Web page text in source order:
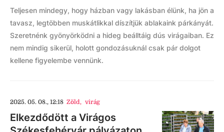
Teljesen mindegy, hogy házban vagy lakásban élünk, ha jön a
tavasz, legtöbben muskátlikkal díszítjük ablakaink párkányát.
Szeretnénk gyönyörködni a hideg beálltáig dús virágaiban. Ez
nem mindig sikerül, holott gondozásuknál csak pár dolgot
kellene figyelembe vennünk.
2025. 05. 08., 12:18 Zöld, virág
Elkezdődött a Virágos